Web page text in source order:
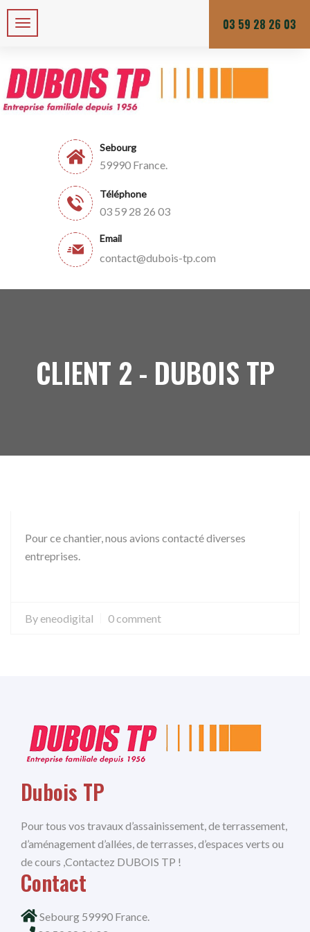
Zone de chalandises ou d’intervention : 25 KM Du lundi au vendredi
Sebourg
59990 France.
Téléphone
03 59 28 26 03
Email
contact@dubois-tp.com
03 59 28 26 03
CLIENT 2 - DUBOIS TP
Pour ce chantier, nous avions contacté diverses
entreprises.
By eneodigital 0 comment
Dubois TP
Pour tous vos travaux d’assainissement, de terrassement,
d’aménagement d’allées, de terrasses, d’espaces verts ou
de cours ,Contactez DUBOIS TP !
Contact
Sebourg 59990 France.